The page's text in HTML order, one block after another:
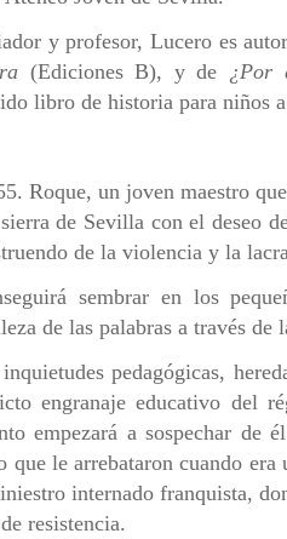
y profesor, Lucero es
(Ediciones B), y de ¿Por
libro de historia para niños
Roque, un joven maestro
de Sevilla con el deseo
de la violencia y la
sembrar en los
de las palabras a través de
pedagógicas,
engranaje educativo del
empezará a sospechar de
que le arrebataron cuando
internado franquista,
resistencia.